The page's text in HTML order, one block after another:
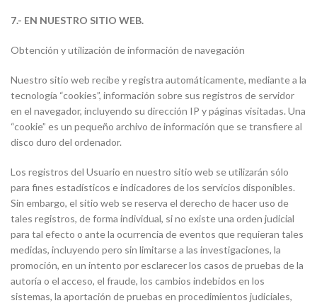
7.- EN NUESTRO SITIO WEB.
Obtención y utilización de información de navegación
Nuestro sitio web recibe y registra automáticamente, mediante a la
tecnología “cookies”, información sobre sus registros de servidor
en el navegador, incluyendo su dirección IP y páginas visitadas. Una
“cookie” es un pequeño archivo de información que se transfiere al
disco duro del ordenador.
Los registros del Usuario en nuestro sitio web se utilizarán sólo
para fines estadísticos e indicadores de los servicios disponibles.
Sin embargo, el sitio web se reserva el derecho de hacer uso de
tales registros, de forma individual, si no existe una orden judicial
para tal efecto o ante la ocurrencia de eventos que requieran tales
medidas, incluyendo pero sin limitarse a las investigaciones, la
promoción, en un intento por esclarecer los casos de pruebas de la
autoría o el acceso, el fraude, los cambios indebidos en los
sistemas, la aportación de pruebas en procedimientos judiciales,